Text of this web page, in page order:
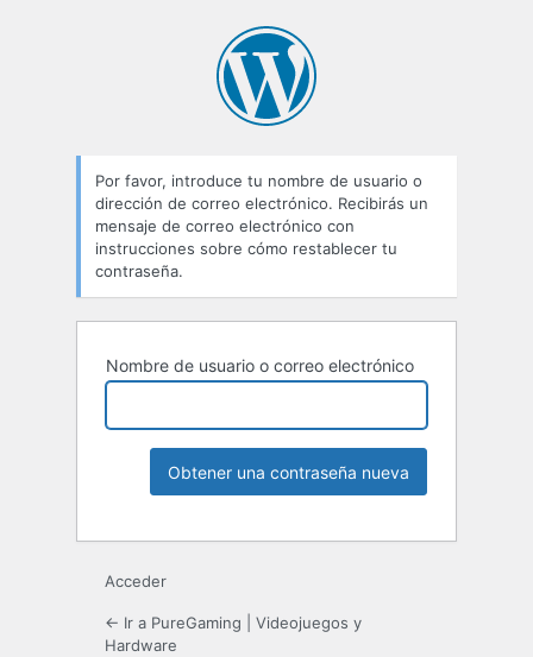
Por favor, introduce tu nombre de usuario o
dirección de correo electrónico. Recibirás un
mensaje de correo electrónico con
instrucciones sobre cómo restablecer tu
contraseña.
Nombre de usuario o correo electrónico
Acceder
← Ir a PureGaming | Videojuegos y
Hardware